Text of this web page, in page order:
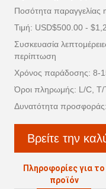
Ποσότητα παραγγελίας
Τιμή: USD$500.00 -
Συσκευασία
περίπτωση
Χρόνος παράδοσης: 8-
Όροι πληρωμής: L/C,
Δυνατότητα
Βρείτε την
Πληροφορίες για το
προϊόν